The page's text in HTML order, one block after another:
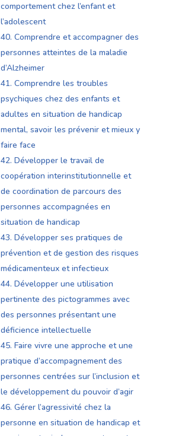
comportement chez l’enfant et
l’adolescent
40. Comprendre et accompagner des
personnes atteintes de la maladie
d’Alzheimer
41. Comprendre les troubles
psychiques chez des enfants et
adultes en situation de handicap
mental, savoir les prévenir et mieux y
faire face
42. Développer le travail de
coopération interinstitutionnelle et
de coordination de parcours des
personnes accompagnées en
situation de handicap
43. Développer ses pratiques de
prévention et de gestion des risques
médicamenteux et infectieux
44. Développer une utilisation
pertinente des pictogrammes avec
des personnes présentant une
déficience intellectuelle
45. Faire vivre une approche et une
pratique d’accompagnement des
personnes centrées sur l’inclusion et
le développement du pouvoir d’agir
46. Gérer l’agressivité chez la
personne en situation de handicap et